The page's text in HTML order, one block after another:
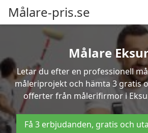
Målare-pris.se
Målare
Letar du efter en professionell
måleriprojekt och hämta 3 gratis
offerter från målerifirmor i
Få 3 erbjudanden, gratis och